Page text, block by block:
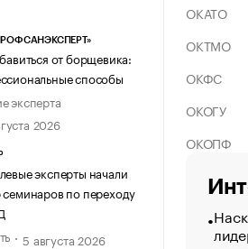
от борщевика:
способы
эксперта
2026
эксперты начали
по переходу
5 августа 2026
ОКАТО
ОКТМО
ОКФС
ОКОГУ
ОКОПФ